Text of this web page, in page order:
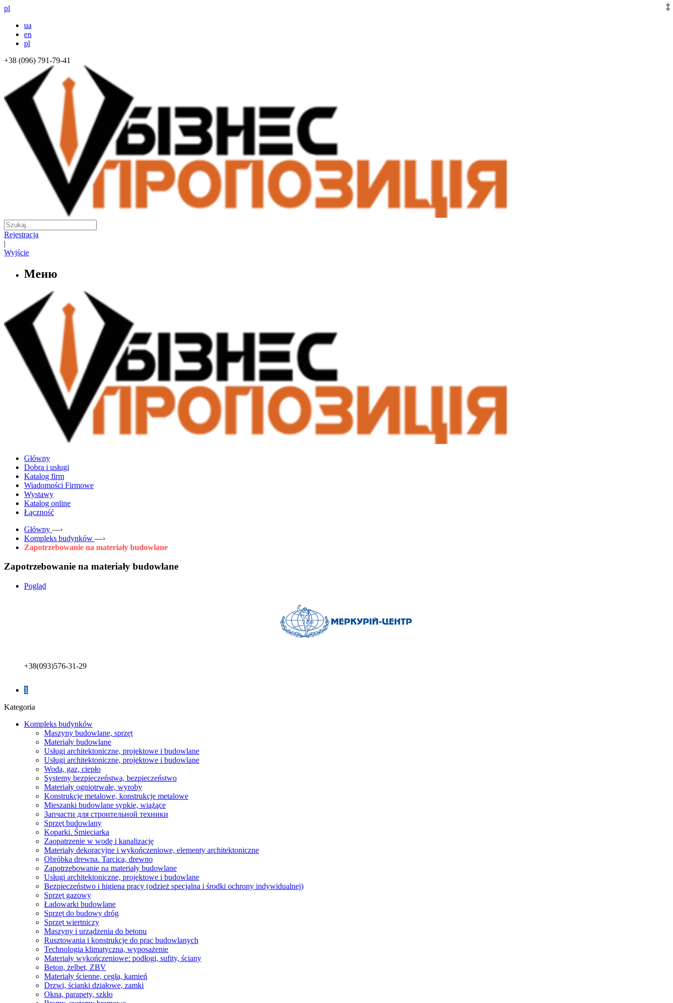
pl
ua
en
pl
+38 (096) 791-79-41
Rejestracja
|
Wyjście
Меню
Główny
Dobra i usługi
Katalog firm
Wiadomości Firmowe
Wystawy
Katalog online
Łączność
Główny —›
Kompleks budynków —›
Zapotrzebowanie na materiały budowlane
Zapotrzebowanie na materiały budowlane
Pogląd
+38(093)576-31-29
1
Kategoria
Kompleks budynków
Maszyny budowlane, sprzęt
Materiały budowlane
Usługi architektoniczne, projektowe i budowlane
Usługi architektoniczne, projektowe i budowlane
Woda, gaz, ciepło
Systemy bezpieczeństwa, bezpieczeństwo
Materiały ogniotrwałe, wyroby
Konstrukcje metalowe, konstrukcje metalowe
Mieszanki budowlane sypkie, wiążące
Запчасти для строительной техники
Sprzęt budowlany
Koparki. Śmieciarka
Zaopatrzenie w wodę i kanalizację
Materiały dekoracyjne i wykończeniowe, elementy architektoniczne
Obróbka drewna. Tarcica, drewno
Zapotrzebowanie na materiały budowlane
Usługi architektoniczne, projektowe i budowlane
Bezpieczeństwo i higiena pracy (odzież specjalna i środki ochrony indywidualnej)
Sprzęt gazowy
Ładowarki budowlane
Sprzęt do budowy dróg
Sprzęt wiertniczy
Maszyny i urządzenia do betonu
Rusztowania i konstrukcje do prac budowlanych
Technologia klimatyczna, wyposażenie
Materiały wykończeniowe: podłogi, sufity, ściany
Beton, żelbet, ZBV
Materiały ścienne, cegła, kamień
Drzwi, ścianki działowe, zamki
Okna, parapety, szkło